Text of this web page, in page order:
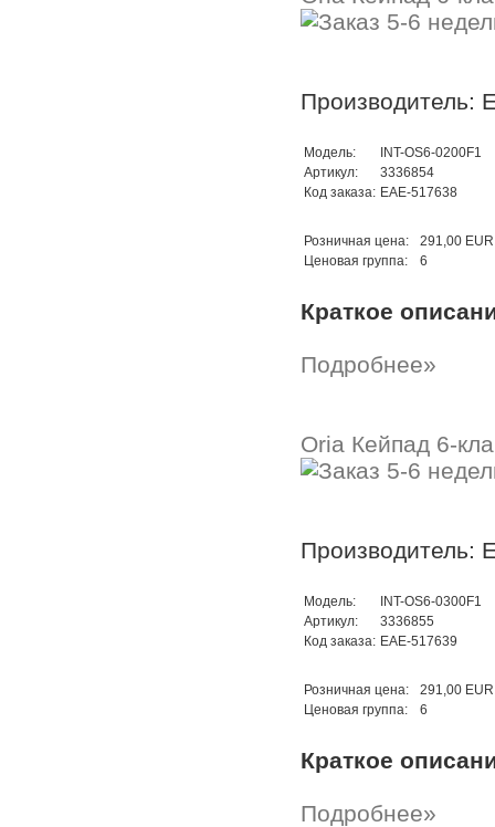
Производитель:
Модель:
INT-OS6-0200F1
Артикул:
3336854
Код заказа: EAE-517638
Розничная цена:
291,00 EUR
Ценовая группа:
6
Краткое
Подробнее»
Oria Кейпад 6-
Производитель:
Модель:
INT-OS6-0300F1
Артикул:
3336855
Код заказа: EAE-517639
Розничная цена:
291,00 EUR
Ценовая группа:
6
Краткое
Подробнее»